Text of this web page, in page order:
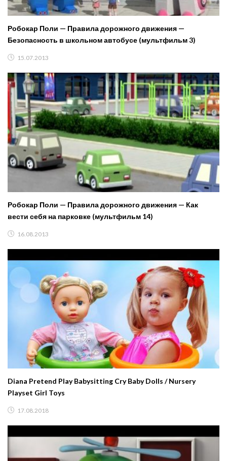
Робокар Поли — Правила дорожного движения —
Безопасность в школьном автобусе (мультфильм 3)
15.07.2013
Робокар Поли — Правила дорожного движения — Как
вести себя на парковке (мультфильм 14)
16.08.2013
Diana Pretend Play Babysitting Cry Baby Dolls / Nursery
Playset Girl Toys
17.08.2018